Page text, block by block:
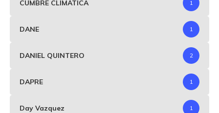
CUMBRE CLIMÁTICA 1
DANE 1
DANIEL QUINTERO 2
DAPRE 1
Day Vazquez 1